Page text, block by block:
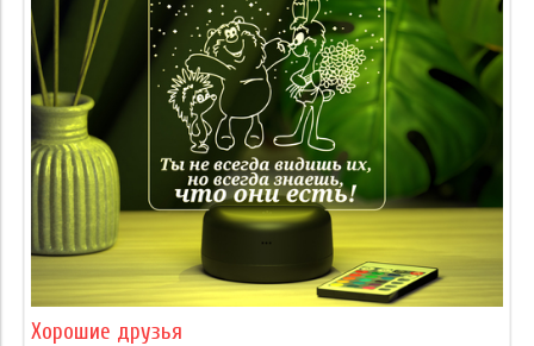
Хорошие друзья